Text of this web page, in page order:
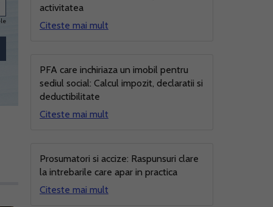
activitatea
Citeste mai mult
PFA care inchiriaza un imobil pentru
sediul social: Calcul impozit, declaratii si
deductibilitate
Citeste mai mult
Prosumatori si accize: Raspunsuri clare
la intrebarile care apar in practica
Citeste mai mult